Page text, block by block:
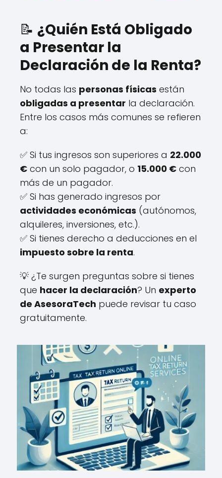
📝 ¿Quién Está Obligado
a Presentar la
Declaración de la Renta?
No todas las personas físicas están
obligadas a presentar la declaración.
Entre los casos más comunes se refieren
a:
✅ Si tus ingresos son superiores a 22.000
€ con un solo pagador, o 15.000 € con
más de un pagador.
✅ Si has generado ingresos por
actividades económicas (autónomos,
alquileres, inversiones, etc.).
✅ Si tienes derecho a deducciones en el
impuesto sobre la renta.
💡 ¿Te surgen preguntas sobre si tienes
que hacer la declaración? Un experto
de AsesoraTech puede revisar tu caso
gratuitamente.